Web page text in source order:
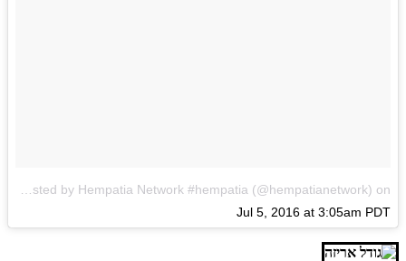
on
Jul 5, 2016 at 3:05am PDT